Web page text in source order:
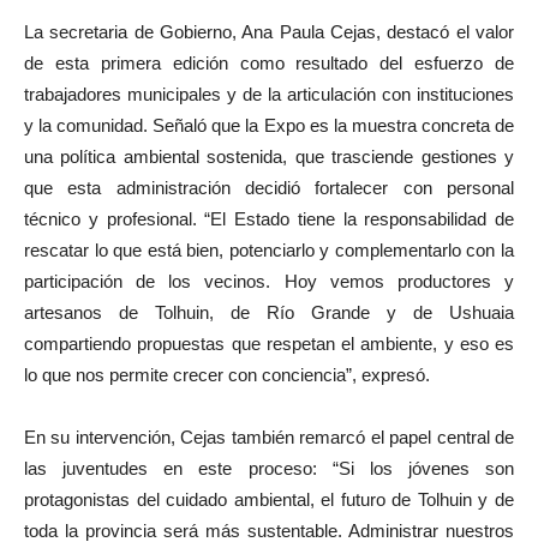
La secretaria de Gobierno, Ana Paula Cejas, destacó el valor
de esta primera edición como resultado del esfuerzo de
trabajadores municipales y de la articulación con instituciones
y la comunidad. Señaló que la Expo es la muestra concreta de
una política ambiental sostenida, que trasciende gestiones y
que esta administración decidió fortalecer con personal
técnico y profesional. “El Estado tiene la responsabilidad de
rescatar lo que está bien, potenciarlo y complementarlo con la
participación de los vecinos. Hoy vemos productores y
artesanos de Tolhuin, de Río Grande y de Ushuaia
compartiendo propuestas que respetan el ambiente, y eso es
lo que nos permite crecer con conciencia”, expresó.
En su intervención, Cejas también remarcó el papel central de
las juventudes en este proceso: “Si los jóvenes son
protagonistas del cuidado ambiental, el futuro de Tolhuin y de
toda la provincia será más sustentable. Administrar nuestros